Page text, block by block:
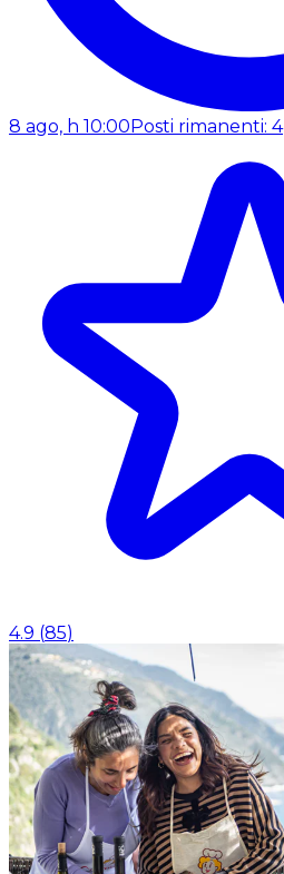
8 ago, h 10:00 Posti rimanenti: 4
4.9 (85)